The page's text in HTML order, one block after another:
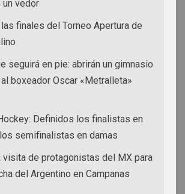
vedor
finales del Torneo Apertura de
seguirá en pie: abrirán un gimnasio
boxeador Oscar «Metralleta»
Definidos los finalistas en
semifinalistas en damas
visita de protagonistas del MX para
del Argentino en Campanas